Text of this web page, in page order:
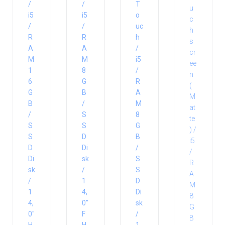
/
i5
/
R
A
M
1
6
G
B
/
S
S
D
Di
sk
/
1
4,
0″
/
i5
/
R
A
M
8
G
B
/
S
S
D
Di
sk
/
1
4,
0″
F
T
o
uc
h
/
i5
/
R
A
M
8
G
B
/
S
S
D
Di
sk
/